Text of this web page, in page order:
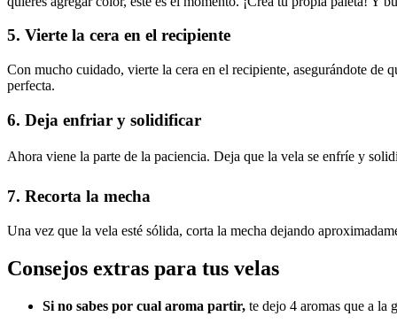
5. Vierte la cera en el recipiente
Con mucho cuidado, vierte la cera en el recipiente, asegurándote de
perfecta.
6. Deja enfriar y solidificar
Ahora viene la parte de la paciencia. Deja que la vela se enfríe y
7. Recorta la mecha
Una vez que la vela esté sólida, corta la mecha dejando
Consejos extras para tus velas
Si no sabes por cual aroma partir, te dejo 4 aromas que a la